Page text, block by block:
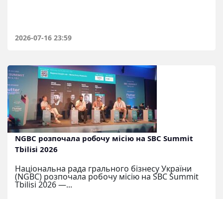
2026-07-16 23:59
NGBC розпочала робочу місію на SBC Summit
Tbilisi 2026
Національна рада грального бізнесу України
(NGBC) розпочала робочу місію на SBC Summit
Tbilisi 2026 —...